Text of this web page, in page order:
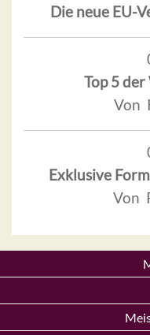
Die neue EU-
Top 5
Von
Exklusive
Von